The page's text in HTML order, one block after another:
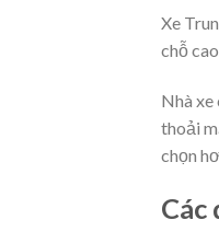
Xe
chỗ
Nhà xe
thoải
chọn
Các